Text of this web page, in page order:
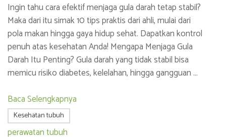
Ingin tahu cara efektif menjaga gula darah tetap stabil?
Maka dari itu simak 10 tips praktis dari ahli, mulai dari
pola makan hingga gaya hidup sehat. Dapatkan kontrol
penuh atas kesehatan Anda! Mengapa Menjaga Gula
Darah Itu Penting? Gula darah yang tidak stabil bisa
memicu risiko diabetes, kelelahan, hingga gangguan …
Baca Selengkapnya
Kesehatan tubuh
perawatan tubuh